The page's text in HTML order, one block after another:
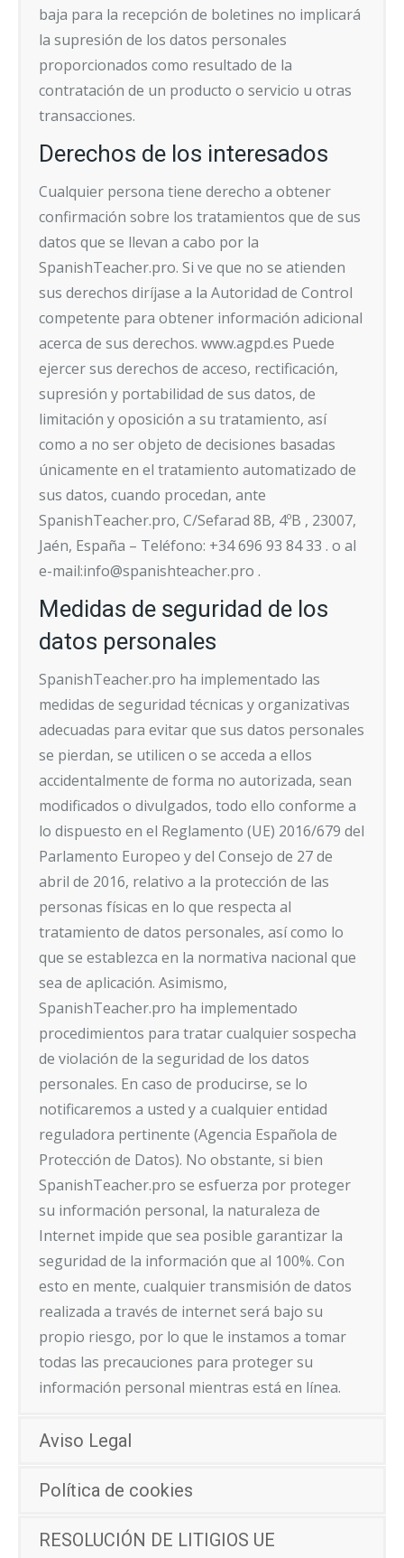
baja para la recepción de boletines no implicará
la supresión de los datos personales
proporcionados como resultado de la
contratación de un producto o servicio u otras
transacciones.
Derechos de los interesados
Cualquier persona tiene derecho a obtener
confirmación sobre los tratamientos que de sus
datos que se llevan a cabo por la
SpanishTeacher.pro. Si ve que no se atienden
sus derechos diríjase a la Autoridad de Control
competente para obtener información adicional
acerca de sus derechos. www.agpd.es Puede
ejercer sus derechos de acceso, rectificación,
supresión y portabilidad de sus datos, de
limitación y oposición a su tratamiento, así
como a no ser objeto de decisiones basadas
únicamente en el tratamiento automatizado de
sus datos, cuando procedan, ante
SpanishTeacher.pro, C/Sefarad 8B, 4ºB , 23007,
Jaén, España – Teléfono: +34 696 93 84 33 . o al
e-mail:info@spanishteacher.pro .
Medidas de seguridad de los
datos personales
SpanishTeacher.pro ha implementado las
medidas de seguridad técnicas y organizativas
adecuadas para evitar que sus datos personales
se pierdan, se utilicen o se acceda a ellos
accidentalmente de forma no autorizada, sean
modificados o divulgados, todo ello conforme a
lo dispuesto en el Reglamento (UE) 2016/679 del
Parlamento Europeo y del Consejo de 27 de
abril de 2016, relativo a la protección de las
personas físicas en lo que respecta al
tratamiento de datos personales, así como lo
que se establezca en la normativa nacional que
sea de aplicación. Asimismo,
SpanishTeacher.pro ha implementado
procedimientos para tratar cualquier sospecha
de violación de la seguridad de los datos
personales. En caso de producirse, se lo
notificaremos a usted y a cualquier entidad
reguladora pertinente (Agencia Española de
Protección de Datos). No obstante, si bien
SpanishTeacher.pro se esfuerza por proteger
su información personal, la naturaleza de
Internet impide que sea posible garantizar la
seguridad de la información que al 100%. Con
esto en mente, cualquier transmisión de datos
realizada a través de internet será bajo su
propio riesgo, por lo que le instamos a tomar
todas las precauciones para proteger su
información personal mientras está en línea.
Aviso Legal
Política de cookies
RESOLUCIÓN DE LITIGIOS UE